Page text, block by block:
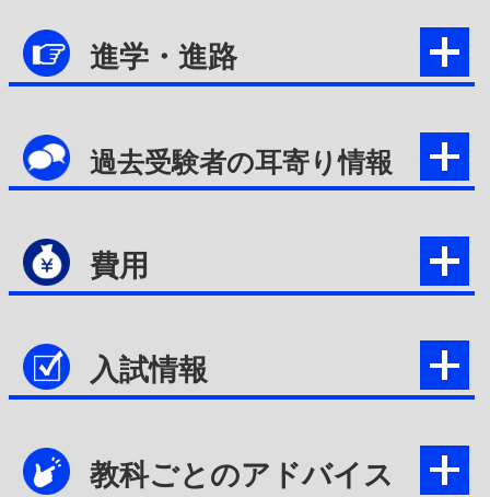
進学・進路
過去受験者の耳寄り情報
費用
入試情報
教科ごとのアドバイス